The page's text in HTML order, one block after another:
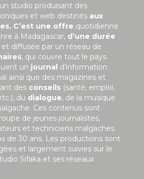
studio produisant des
et web destinés aux
C’est une offre quotidienne
à Madagascar, d’une durée
et diffusée par un réseau de
, qui couvre tout le pays.
un journal d’information
ainsi que des magazines et
des conseils (santé, emploi,
du dialogue, de la musique
Ces contenus sont
de jeunes journalistes,
et techniciens malgaches
de 30 ans. Les productions sont
et largement suivies sur le
Sifaka et ses réseaux